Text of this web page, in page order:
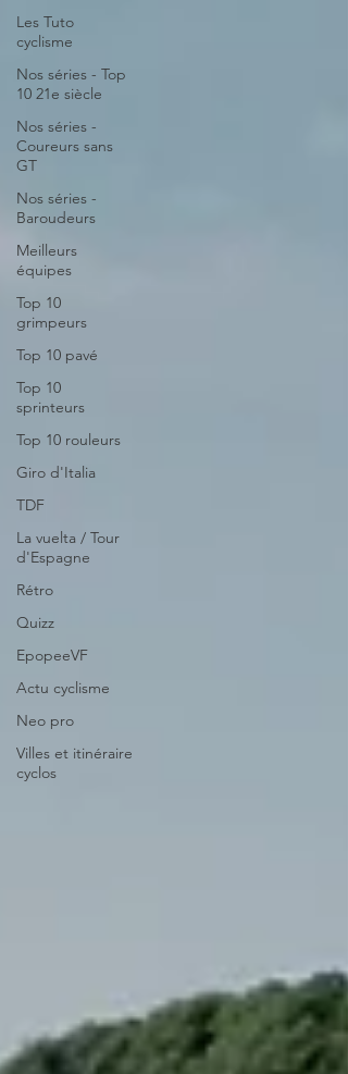
Les Tuto
cyclisme
Nos séries - Top
10 21e siècle
Nos séries -
Coureurs sans
GT
Nos séries -
Baroudeurs
Meilleurs
équipes
Top 10
grimpeurs
Top 10 pavé
Top 10
sprinteurs
Top 10 rouleurs
Giro d'Italia
TDF
La vuelta / Tour
d'Espagne
Rétro
Quizz
EpopeeVF
Actu cyclisme
Neo pro
Villes et itinéraire
cyclos